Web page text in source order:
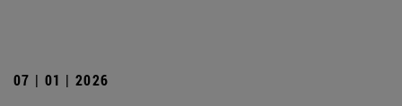
07 | 01 | 2026